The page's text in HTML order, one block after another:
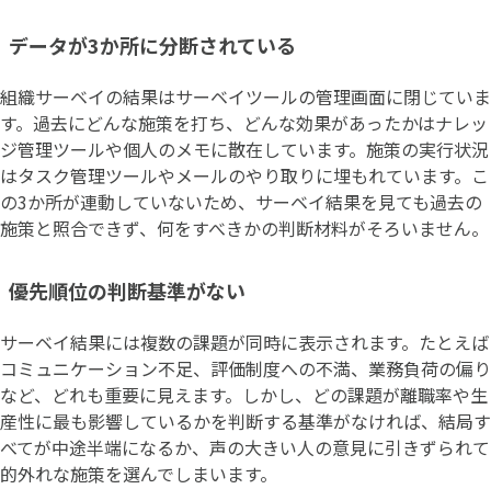
データが3か所に分断されている
組織サーベイの結果はサーベイツールの管理画面に閉じていま
す。過去にどんな施策を打ち、どんな効果があったかはナレッ
ジ管理ツールや個人のメモに散在しています。施策の実行状況
はタスク管理ツールやメールのやり取りに埋もれています。こ
の3か所が連動していないため、サーベイ結果を見ても過去の
施策と照合できず、何をすべきかの判断材料がそろいません。
優先順位の判断基準がない
サーベイ結果には複数の課題が同時に表示されます。たとえば
コミュニケーション不足、評価制度への不満、業務負荷の偏り
など、どれも重要に見えます。しかし、どの課題が離職率や生
産性に最も影響しているかを判断する基準がなければ、結局す
べてが中途半端になるか、声の大きい人の意見に引きずられて
的外れな施策を選んでしまいます。